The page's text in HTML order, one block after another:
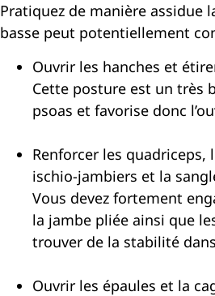
Pratiquez de manière assidue
basse peut potentiellement
Ouvrir les hanches et
Cette posture est un très
psoas et favorise donc
Renforcer les quadriceps,
ischio-jambiers et la
Vous devez fortement
la jambe pliée ainsi que
trouver de la stabilité
Ouvrir les épaules et la